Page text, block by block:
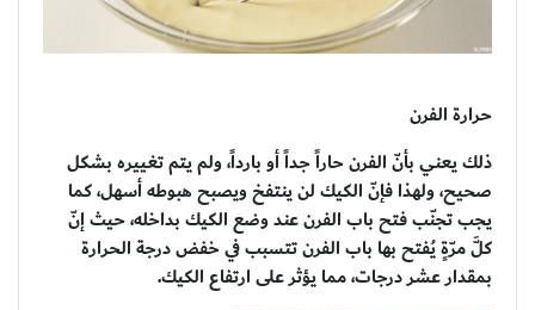
حرارة الفرن
ذلك يعني بأنّ الفرن حاراً جداً أو بارداً، ولم يتم تغييره بشكل
صحيح، ولهذا فإنّ الكيك لن ينتفخ ويصبح هبوطه أسهل، كما
يجب تجنّب فتح باب الفرن عند وضع الكيك بداخله، حيث إنّ
كلَّ مرّةٍ يُفتح بها باب الفرن تتسبب في خفض درجة الحرارة
بمقدار عشر درجات، مما يؤثر على ارتفاع الكيك.